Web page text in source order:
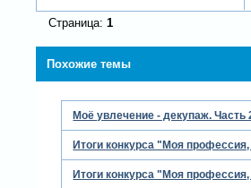
Страница: 1
Похожие темы
Моё увлечение - декупаж. Часть
Итоги конкурса "Моя
Итоги конкурса "Моя